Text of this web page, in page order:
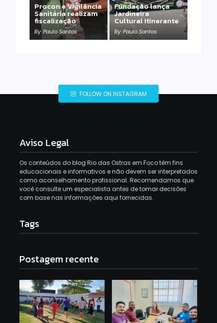
Procon e Vigilância
Sanitária realizam
fiscalização
By Paulo Santos
Fundação lança
Jardineira
Cultural Itinerante
By Paulo Santos
FOLLOW ON INSTAGRAM
Aviso Legal
Os conteúdos do blog Rio das Ostras em Foco têm fins
educacionais e informativos e não devem ser interpretados
como aconselhamento profissional. Recomendamos que
você consulte um especialista antes de tomar decisões
com base nas informações aqui fornecidas.
Tags
Postagem recente